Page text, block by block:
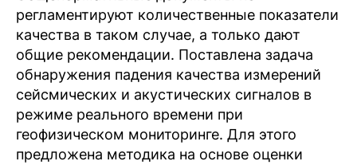
регламентируют количественные показатели
качества в таком случае, а только дают
общие рекомендации. Поставлена задача
обнаружения падения качества измерений
сейсмических и акустических сигналов в
режиме реального времени при
геофизическом мониторинге. Для этого
предложена методика на основе оценки